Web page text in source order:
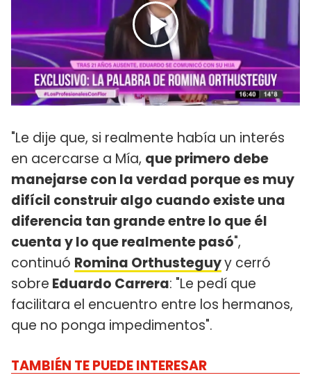
"Le dije que, si realmente había un interés
en acercarse a Mía, que primero debe
manejarse con la verdad porque es muy
difícil construir algo cuando existe una
diferencia tan grande entre lo que él
cuenta y lo que realmente pasó",
continuó Romina Orthusteguyy cerró
sobre Eduardo Carrera: "Le pedí que
facilitara el encuentro entre los hermanos,
que no ponga impedimentos".
TAMBIÉN TE PUEDE INTERESAR